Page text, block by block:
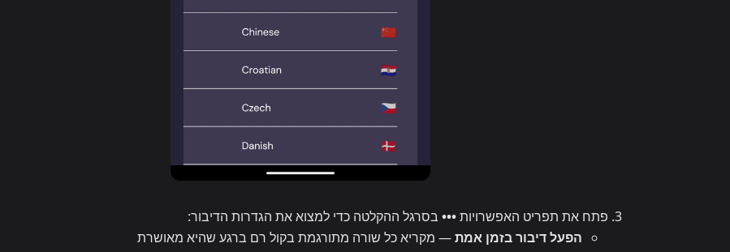
פתח את תפריט האפשרויות••• בסרגל ההקלטה כדי למצוא את הגדרות הדיבור:
הפעל דיבור בזמן אמת— מקריא כל שורה מתורגמת בקול רם ברגע שהיא מאושרת